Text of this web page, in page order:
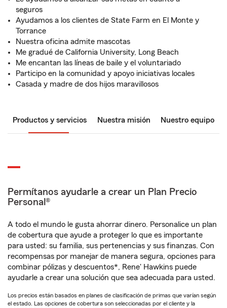
seguros
Ayudamos a los clientes de State Farm en El Monte y
Torrance
Nuestra oficina admite mascotas
Me gradué de California University, Long Beach
Me encantan las líneas de baile y el voluntariado
Participo en la comunidad y apoyo iniciativas locales
Casada y madre de dos hijos maravillosos
Productos y servicios Nuestra misión Nuestro equipo
Permítanos ayudarle a crear un Plan Precio
Personal®
A todo el mundo le gusta ahorrar dinero. Personalice un plan
de cobertura que ayude a proteger lo que es importante
para usted: su familia, sus pertenencias y sus finanzas. Con
recompensas por manejar de manera segura, opciones para
combinar pólizas y descuentos*, Rene' Hawkins puede
ayudarle a crear una solución que sea adecuada para usted.
Los precios están basados en planes de clasificación de primas que varían según
el estado. Las opciones de cobertura son seleccionadas por el cliente y la